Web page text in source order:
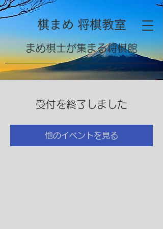
棋まめ 将棋教室
​まめ棋士が集まる将棋館
受付を終了しました
他のイベントを見る